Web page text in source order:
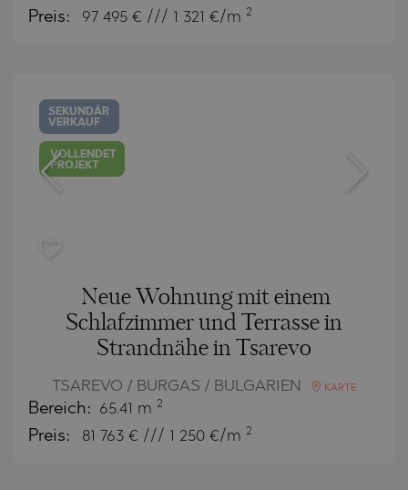
Preis: 97 495 € /// 1 321 €/m 2
SEKUNDÄR
VERKAUF
VOLLENDET
PROJEKT
Neue Wohnung mit einem
Schlafzimmer und Terrasse in
Strandnähe in Tsarevo
TSAREVO / BURGAS / BULGARIEN KARTE
Bereich: 65.41 m 2
Preis: 81 763 € /// 1 250 €/m 2